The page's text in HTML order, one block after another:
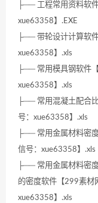
├── 工程常用资料软
xue63358】.EXE
├── 带轮设计计算软
xue63358】.xls
├── 常用模具钢软件
xue63358】.xls
├── 常用混凝土配合
号：xue63358】.xls
├── 常用金属材料密
信号：xue63358】.xls
├── 常用金属材料密
的密度软件【299素材
xue63358】.xls